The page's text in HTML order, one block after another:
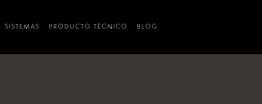
SISTEMAS PRODUCTO TÉCNICO BLOG